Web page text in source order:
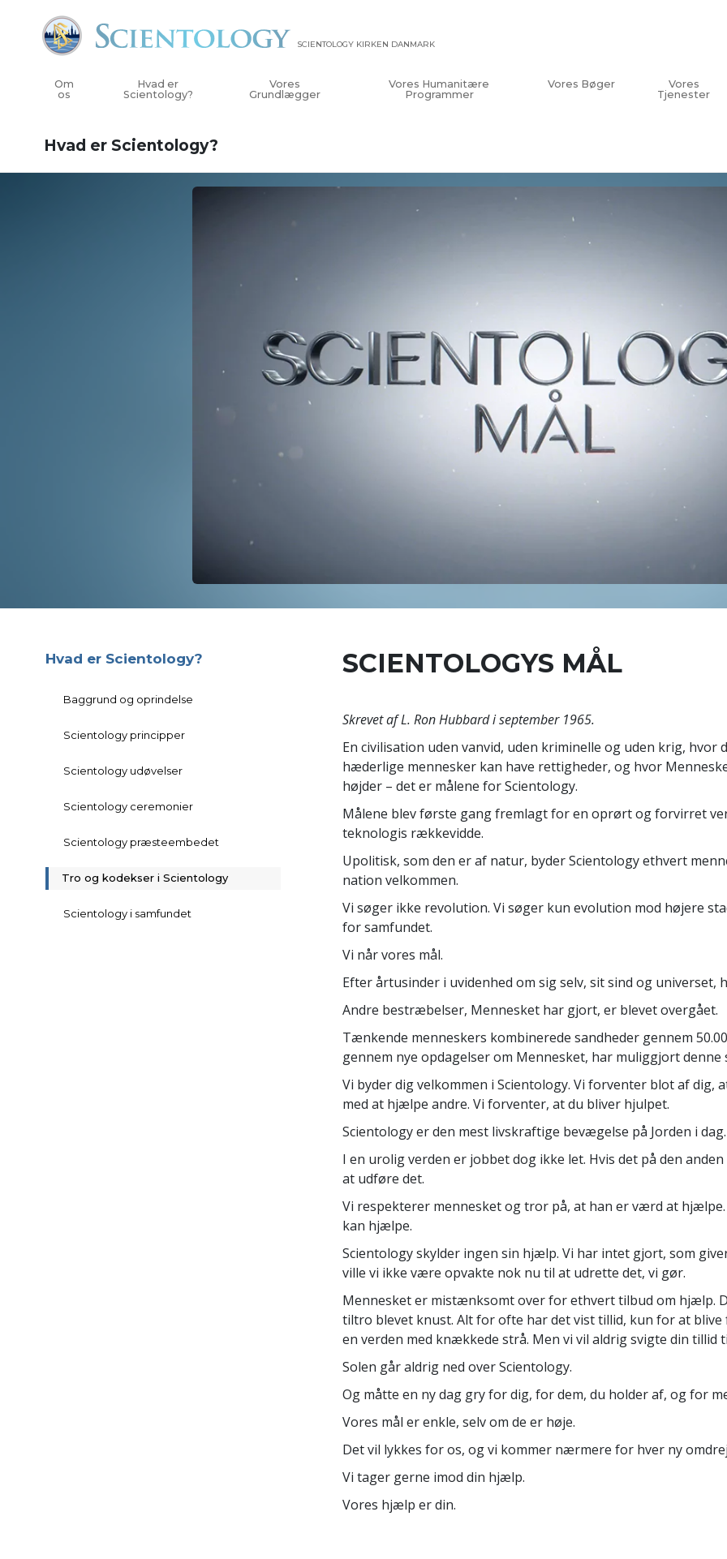
SCIENTOLOGY KIRKEN DANMARK
Om
os
Hvad er
Scientology?
Vores
Grundlægger
Vores Humanitære
Programmer
Vores Bøger
Vores
Tjenester
Hvad er Scientology?
SCIENTOLOGYS MÅL
Skrevet af L. Ron Hubbard i september 1965.
En civilisation uden vanvid, uden kriminelle og uden krig, hvor
hæderlige mennesker kan have rettigheder, og hvor
højder – det er målene for Scientology.
Målene blev første gang fremlagt for en oprørt og forvirret
teknologis rækkevidde.
Upolitisk, som den er af natur, byder Scientology ethvert
nation velkommen.
Vi søger ikke revolution. Vi søger kun evolution mod højere
for samfundet.
Vi når vores mål.
Efter årtusinder i uvidenhed om sig selv, sit sind og universet,
Andre bestræbelser, Mennesket har gjort, er blevet overgået.
Tænkende menneskers kombinerede sandheder gennem
gennem nye opdagelser om Mennesket, har muliggjort denne
Vi byder dig velkommen i Scientology. Vi forventer blot af dig,
med at hjælpe andre. Vi forventer, at du bliver hjulpet.
Scientology er den mest livskraftige bevægelse på Jorden i dag.
I en urolig verden er jobbet dog ikke let. Hvis det på den
at udføre det.
Vi respekterer mennesket og tror på, at han er værd at
kan hjælpe.
Scientology skylder ingen sin hjælp. Vi har intet gjort, som
ville vi ikke være opvakte nok nu til at udrette det, vi gør.
Mennesket er mistænksomt over for ethvert tilbud om hjælp.
tiltro blevet knust. Alt for ofte har det vist tillid, kun for at
en verden med knækkede strå. Men vi vil aldrig svigte din tillid
Solen går aldrig ned over Scientology.
Og måtte en ny dag gry for dig, for dem, du holder af, og for
Vores mål er enkle, selv om de er høje.
Det vil lykkes for os, og vi kommer nærmere for hver ny
Vi tager gerne imod din hjælp.
Vores hjælp er din.
Hvad er Scientology?
Baggrund og oprindelse
Scientology principper
Scientology udøvelser
Scientology ceremonier
Scientology præsteembedet
Tro og kodekser i Scientology
Scientology i samfundet